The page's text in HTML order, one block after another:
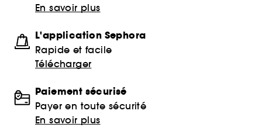
En savoir plus
L'application Sephora
Rapide et facile
Télécharger
Paiement sécurisé
Payer en toute sécurité
En savoir plus